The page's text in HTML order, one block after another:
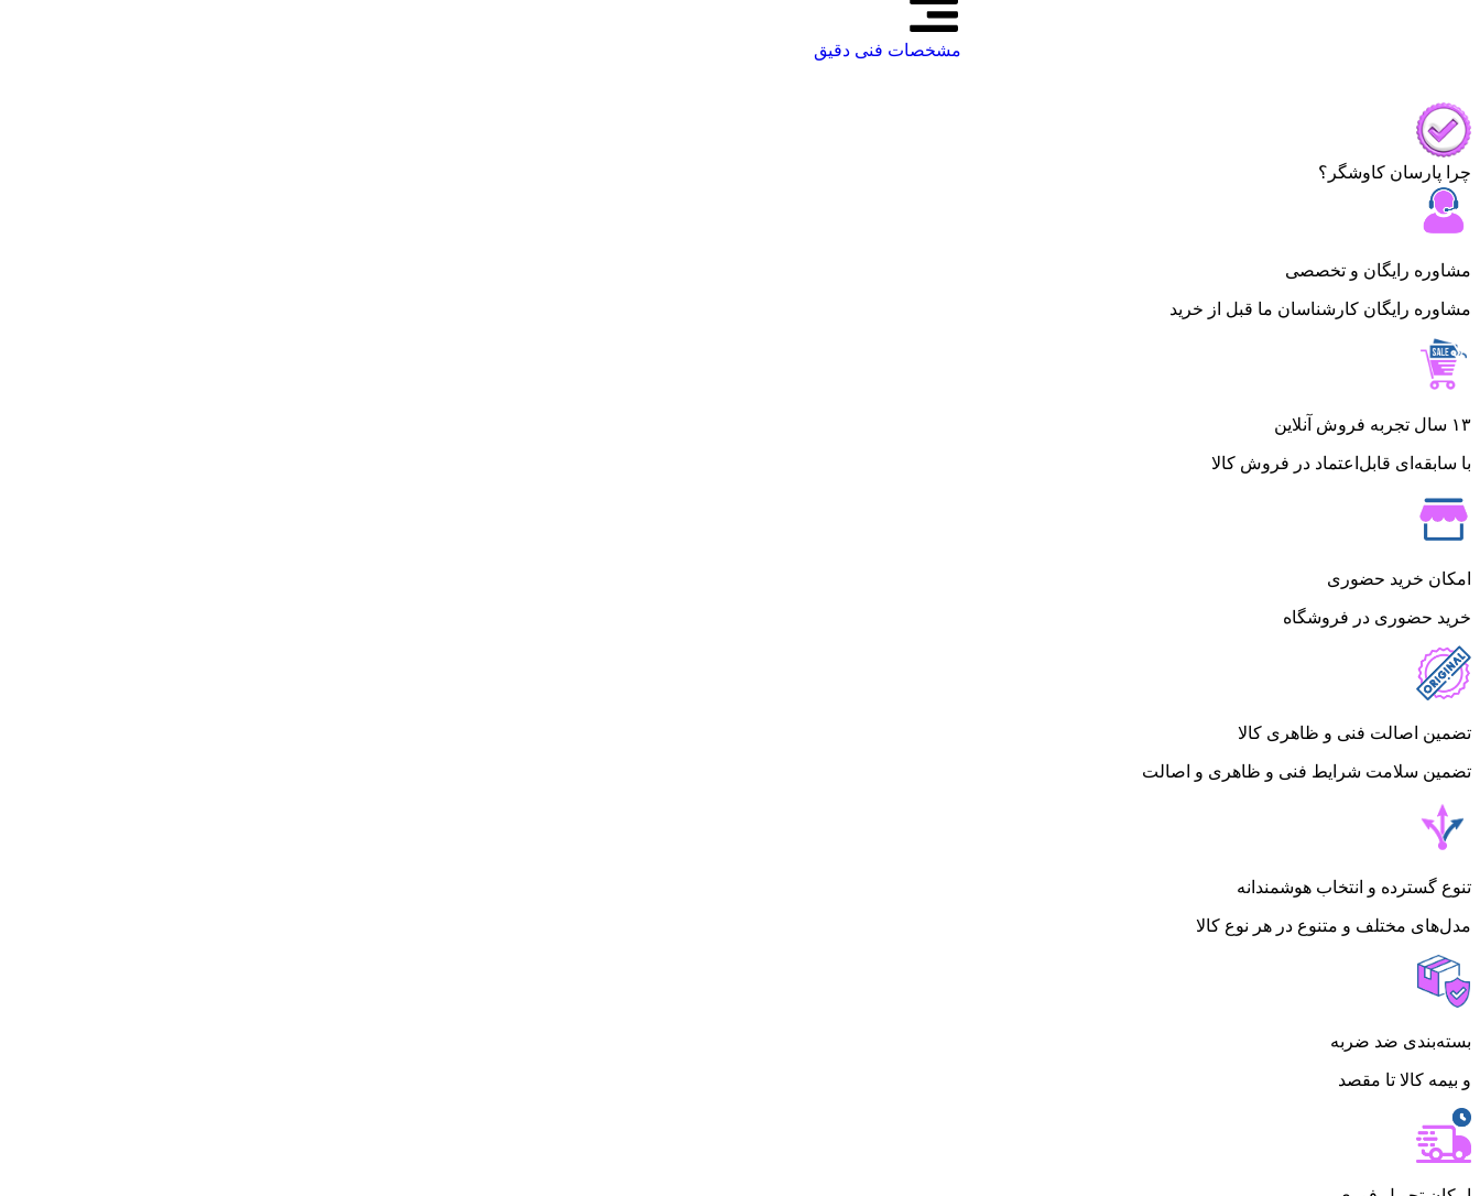
مشخصات فنی دقیق
چرا پارسان کاوشگر؟
مشاوره رایگان و تخصصی
مشاوره رایگان کارشناسان ما قبل از خرید
۱۳ سال تجربه فروش آنلاین
با سابقه‌ای قابل‌اعتماد در فروش کالا
امکان خرید حضوری
خرید حضوری در فروشگاه
تضمین اصالت فنی و ظاهری کالا
تضمین سلامت شرایط فنی و ظاهری و اصالت
تنوع گسترده و انتخاب هوشمندانه
مدل‌های مختلف و متنوع در هر نوع کالا
بسته‌بندی ضد ضربه
و بیمه کالا تا مقصد